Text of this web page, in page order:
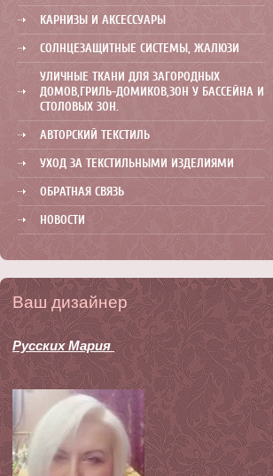
КАРНИЗЫ И АКСЕССУАРЫ
СОЛНЦЕЗАЩИТНЫЕ СИСТЕМЫ, ЖАЛЮЗИ
УЛИЧНЫЕ ТКАНИ ДЛЯ ЗАГОРОДНЫХ
ДОМОВ,ГРИЛЬ-ДОМИКОВ,ЗОН У БАССЕЙНА И
СТОЛОВЫХ ЗОН.
АВТОРСКИЙ ТЕКСТИЛЬ
УХОД ЗА ТЕКСТИЛЬНЫМИ ИЗДЕЛИЯМИ
ОБРАТНАЯ СВЯЗЬ
НОВОСТИ
Ваш дизайнер
Русских Мария